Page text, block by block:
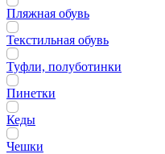
Пляжная обувь
Текстильная обувь
Туфли, полуботинки
Пинетки
Кеды
Чешки